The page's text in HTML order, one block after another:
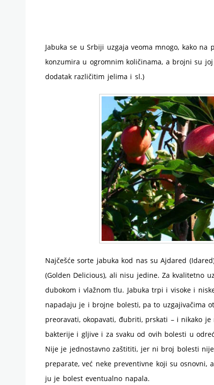
Jabuka se u Srbiji uzgaja veoma mnogo, kako
konzumira u ogromnim količinama, a brojni su
dodatak različitim jelima i sl.)
Najčešće sorte jabuka kod nas su Ajdared
(Golden Delicious), ali nisu jedine. Za kvalitetno
dubokom i vlažnom tlu. Jabuka trpi i visoke i
napadaju je i brojne bolesti, pa to uzgajivačima
preoravati, okopavati, đubriti, prskati – i nikako
bakterije i gljive i za svaku od ovih bolesti u
Nije je jednostavno zaštititi, jer ni broj bolesti
preparate, već neke preventivne koji su
ju je bolest eventualno napala.